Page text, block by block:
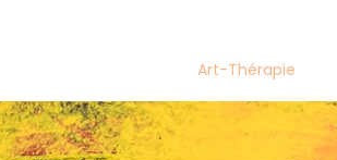
Art-Thérapie